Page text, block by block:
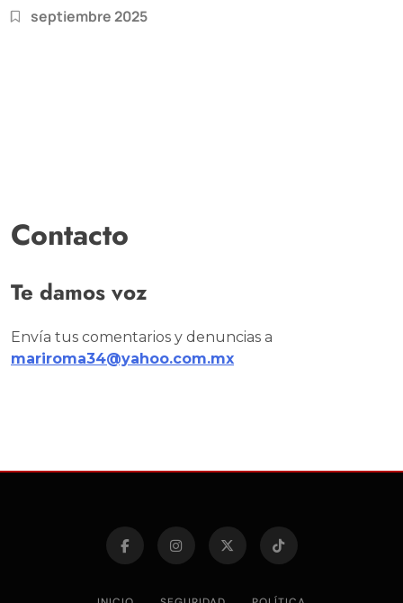
septiembre 2025
Contacto
Te damos voz
Envía tus comentarios y denuncias a
mariroma34@yahoo.com.mx